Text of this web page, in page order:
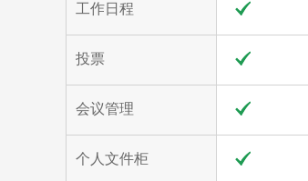
工作日程
投票
会议管理
个人文件柜